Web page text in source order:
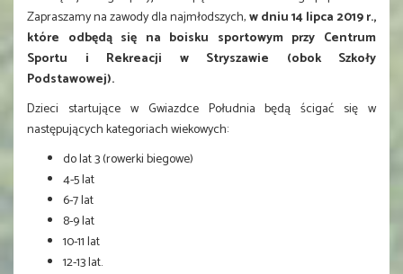
Zapraszamy na zawody dla najmłodszych,w dniu 14 lipca 2019 r.,
które odbędą się na boisku sportowym przy Centrum
Sportu i Rekreacji w Stryszawie (obok Szkoły
Podstawowej).
Dzieci startujące w Gwiazdce Południa będą ścigać się w
następujących kategoriach wiekowych:
do lat 3 (rowerki biegowe)
4-5 lat
6-7 lat
8-9 lat
10-11 lat
12-13 lat.